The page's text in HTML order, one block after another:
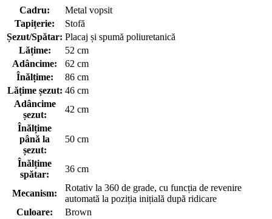
Cadru:
Metal vopsit
Tapițerie:
Stofă
Șezut/Spătar: Placaj și spumă poliuretanică
Lățime:
52 cm
Adâncime:
62 cm
Înălțime:
86 cm
Lățime șezut: 46 cm
Adâncime
șezut:
42 cm
Înălțime
până la
șezut:
50 cm
Înălțime
spătar:
36 cm
Mecanism:
Rotativ la 360 de grade, cu funcția de revenire
automată la poziția inițială după ridicare
Culoare:
Brown